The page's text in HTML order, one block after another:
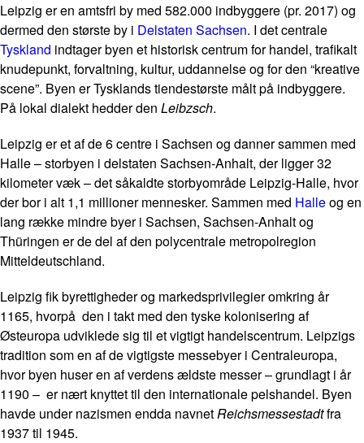
Leipzig er en amtsfri by med 582.000 indbyggere (pr. 2017) og
dermed den største by i Delstaten Sachsen. I det centrale
Tyskland indtager byen et historisk centrum for handel, trafikalt
knudepunkt, forvaltning, kultur, uddannelse og for den “kreative
scene”. Byen er Tysklands tiendestørste målt på indbyggere.
På lokal dialekt hedder den Leibzsch.
Leipzig er et af de 6 centre i Sachsen og danner sammen med
Halle – storbyen i delstaten Sachsen-Anhalt, der ligger 32
kilometer væk – det såkaldte storbyområde Leipzig-Halle, hvor
der bor i alt 1,1 millioner mennesker. Sammen med Halleog en
lang række mindre byer i Sachsen, Sachsen-Anhalt og
Thüringen er de del af den polycentrale metropolregion
Mitteldeutschland.
Leipzig fik byrettigheder og markedsprivilegier omkring år
1165, hvorpå den i takt med den tyske kolonisering af
Østeuropa udviklede sig til et vigtigt handelscentrum. Leipzigs
tradition som en af de vigtigste messebyer i Centraleuropa,
hvor byen huser en af verdens ældste messer – grundlagt i år
1190 – er nært knyttet til den internationale pelshandel. Byen
havde under nazismen endda navnetReichsmessestadtfra
1937 til 1945.